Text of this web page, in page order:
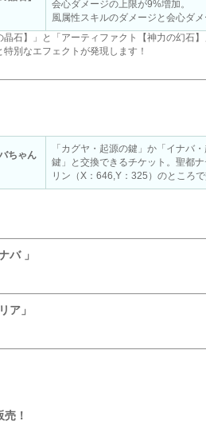
会心ダメージの上限が9%増加。
風属性スキルのダメージと会心ダメ
石】」と「アーティファクト【神力の幻石
別なエフェクトが発現します！
ちゃん
「カグヤ・起源の鍵」か「イナバ
鍵」と交換できるチケット。聖都
リン（X：646,Y：325）のところで
バ 」
ア」
売！